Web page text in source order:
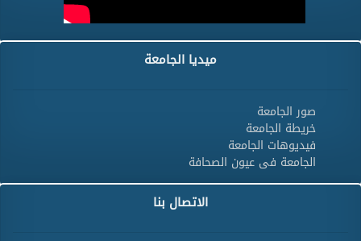
ميديا الجامعة
صور الجامعة
خريطة الجامعة
فيديوهات الجامعة
الجامعة فى عيون الصحافة
الاتصال بنا